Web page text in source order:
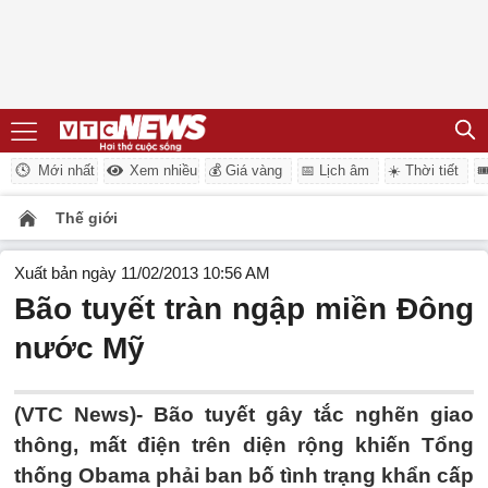
Mới nhất Xem nhiều 💰 Giá vàng 📅 Lịch âm ☀️ Thời tiết
Thế giới
Xuất bản ngày 11/02/2013 10:56 AM
Bão tuyết tràn ngập miền Đông
nước Mỹ
(VTC News)- Bão tuyết gây tắc nghẽn giao
thông, mất điện trên diện rộng khiến Tổng
thống Obama phải ban bố tình trạng khẩn cấp